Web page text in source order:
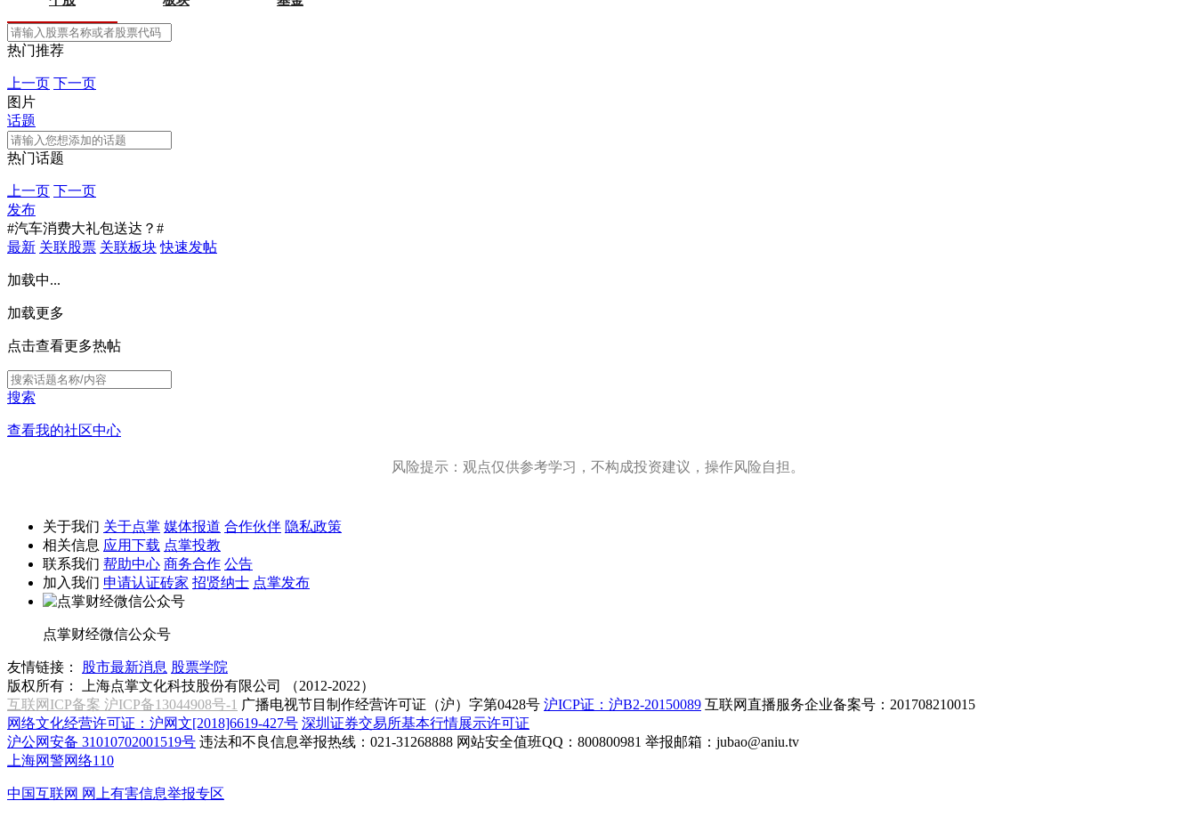
热门推荐
上一页 下一页
图片
话题
热门话题
上一页 下一页
发布
#汽车消费大礼包送达？#
最新 关联股票 关联板块 快速发帖
加载中...
加载更多
点击查看更多热帖
搜索
查看我的社区中心
风险提示：观点仅供参考学习，不构成投资建议，操作风险自担。
关于我们 关于点掌 媒体报道 合作伙伴 隐私政策
相关信息 应用下载 点掌投教
联系我们 帮助中心 商务合作 公告
加入我们 申请认证砖家 招贤纳士 点掌发布
点掌财经微信公众号
友情链接： 股市最新消息 股票学院
版权所有：
上海点掌文化科技股份有限公司 （2012-2022）
互联网ICP备案 沪ICP备13044908号-1 广播电视节目制作经营许可证（沪）字第0428号 沪ICP证：沪B2-20150089 互联网直播服务企业备案号：201708210015
网络文化经营许可证：沪网文[2018]6619-427号 深圳证券交易所基本行情展示许可证
沪公网安备 31010702001519号 违法和不良信息举报热线：021-31268888 网站安全值班QQ：800800981 举报邮箱： jubao@aniu.tv
上海网警网络110
中国互联网 网上有害信息举报专区